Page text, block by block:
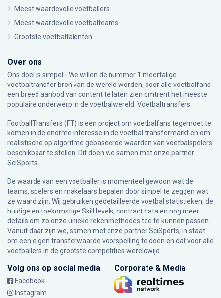
Meest waardevolle voetballers
Meest waardevolle voetbalteams
Grootste voetbaltalenten
Over ons
Ons doel is simpel - We willen de nummer 1 meertalige
voetbaltransfer bron van de wereld worden, door alle voetbalfans
een breed aanbod van content te laten zien omtrent het meeste
populaire onderwerp in de voetbalwereld: Voetbaltransfers.
FootballTransfers (FT) is een project om voetbalfans tegemoet te
komen in de enorme interesse in de voetbal transfermarkt en om
realistische op algoritme gebaseerde waarden van voetbalspelers
beschikbaar te stellen. Dit doen we samen met onze partner
SciSports
De waarde van een voetballer is momenteel gewoon wat de
teams, spelers en makelaars bepalen door simpel te zeggen wat
ze waard zijn. Wij gebruiken gedetailleerde voetbal statistieken, de
huidige en toekomstige Skill levels, contract data en nog meer
details om zo onze unieke rekenmethodes toe te kunnen passen.
Vanuit daar zijn we, samen met onze partner SciSports, in staat
om een eigen transferwaarde voorspelling te doen en dat voor alle
voetballers in de grootste competities wereldwijd.
Volg ons op social media
Facebook
Instagram
Corporate & Media